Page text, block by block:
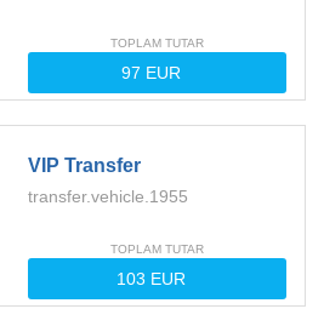
TOPLAM TUTAR
VIP Transfer
transfer.vehicle.1955
TOPLAM TUTAR